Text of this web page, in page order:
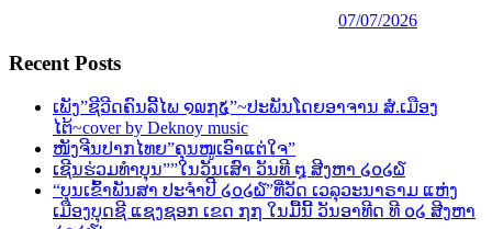
07/07/2026
Recent Posts
ເພັງ”ຊີວີດຄົນລີ້ໄພ ໑໙໗໕”~ປະພັນໂດຍອາຈານ ສໍ.ເມືອງ
ໄຕ້~cover by Deknoy music
ໜັງຈີນປາກໄທຍ”ຄຸນໜູເອົາແຕ່ໃຈ”
ເຊີນຮ່ວມທຳບຸນ””ໃນວັນເສົາ ວັນທີ ໘ ສີງຫາ ໒໐໒໖
“ບຸນເຂົ້າພັນສາ ປະຈຳປີ ໒໐໒໖”ທີ່ວັດ ເວລຸວະນາຣາມ ແຫ່ງ
ເມືອງບຸດຊີ ແຊງຊອກ ເຂດ ໗໗ ໃນມື້ນີ້ ວັນອາທີດ ທີ ໐໒ ສີງຫາ